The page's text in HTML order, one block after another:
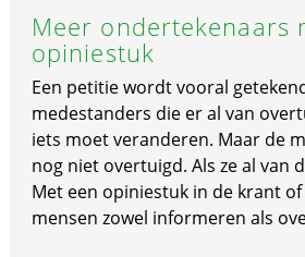
Meer ondertekenaars
opiniestuk
Een petitie wordt vooral
medestanders die er al van
iets moet veranderen. Maar de
nog niet overtuigd. Als ze al van
Met een opiniestuk in de krant
mensen zowel informeren als